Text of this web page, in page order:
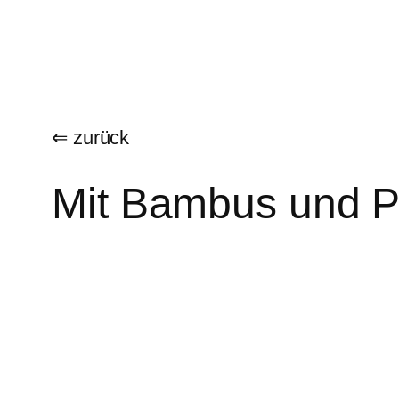
springen⇐ zurück
Mit Bambus und